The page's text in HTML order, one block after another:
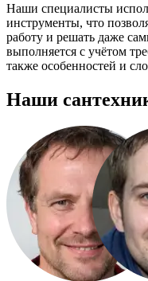
Наши специалисты
инструменты, что
работу и решать даже
выполняется с учётом
также особенностей и
Наши